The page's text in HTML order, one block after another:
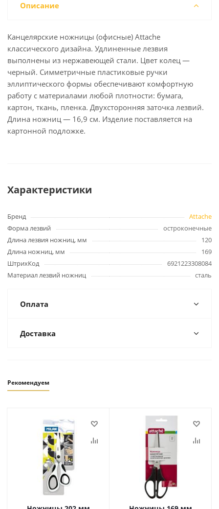
Описание
Канцелярские ножницы (офисные) Attache
классического дизайна. Удлиненные лезвия
выполнены из нержавеющей стали. Цвет колец —
черный. Симметричные пластиковые ручки
эллиптического формы обеспечивают комфортную
работу с материалами любой плотности: бумага,
картон, ткань, пленка. Двухсторонняя заточка лезвий.
Длина ножниц — 16,9 см. Изделие поставляется на
картонной подложке.
Характеристики
Бренд
Attache
Форма лезвий
остроконечные
Длина лезвия ножниц, мм
120
Длина ножниц, мм
169
ШтрихКод
6921223308084
Материал лезвий ножниц
сталь
Оплата
Доставка
Рекомендуем